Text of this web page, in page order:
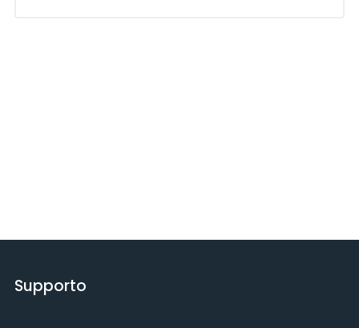
Supporto